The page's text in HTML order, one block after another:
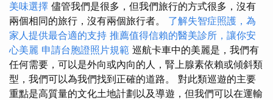
美味選擇 儘管我們是很多，但我們旅行的方式很多，沒有
兩個相同的旅行，沒有兩個旅行者。 了解失智症照護，為
家人提供最合適的支持 推薦值得信賴的醫美診所，讓你安
心美麗 申請台胞證照片規範 巡航卡車中的美麗是，我們有
任何需要，可以是外向或內向的人，腎上腺素依賴或傾斜類
型，我們可以為我們找到正確的道路。 對此類巡遊的主要
重點是高質量的文化土地計劃以及導遊，但我們可以在運輸